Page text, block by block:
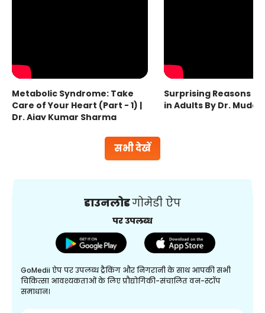
सभी देखें
Metabolic Syndrome: Take
Care of Your Heart (Part - 1) |
Dr. Ajay Kumar Sharma
Surprising Reasons
in Adults By Dr.
डाउनलोडगोमेडी ऐप
पर उपलब्ध
GoMedii ऐप पर उपलब्ध ट्रैकिंग और निगरानी के साथ आपकी सभी
चिकित्सा आवश्यकताओं के लिए प्रौद्योगिकी-संचालित वन-स्टॉप
समाधान।